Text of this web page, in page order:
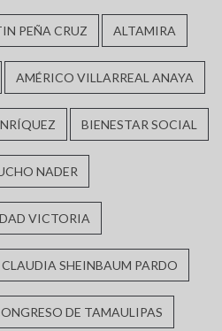
PEÑA CRUZ ALTAMIRA
AMÉRICO VILLARREAL ANAYA
BIENESTAR SOCIAL
NADER
VICTORIA
CLAUDIA SHEINBAUM PARDO
DE TAMAULIPAS